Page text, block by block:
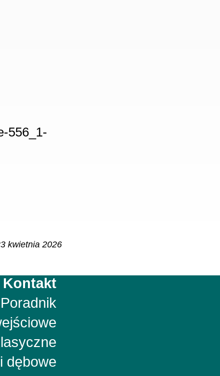
556_1-
kwietnia 2026
Kontakt
Poradnik
dębowe